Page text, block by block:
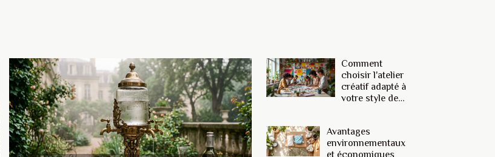
Comment
choisir l'atelier
créatif adapté à
votre style de
Avantages
environnementaux
et économiques